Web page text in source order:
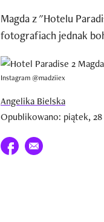
Magda z "Hotelu
fotografiach jednak
Instagram @madziiex
Angelika Bielska
Opublikowano: piątek, 28
Udostępnij na facebook
E-mail do przyjaciela